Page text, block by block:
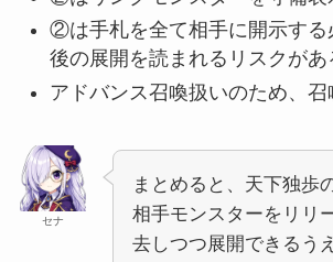
②は手札を全て相手に開示する
後の展開を読まれるリスクがあ
アドバンス召喚扱いのため、
セナ
まとめると、天下独歩
相手モンスターをリリ
去しつつ展開できるう